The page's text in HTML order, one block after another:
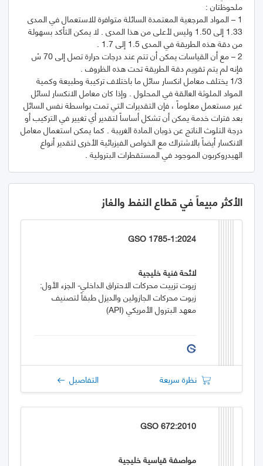
1 – المواد المرجعية المعتمدة السائلة متوافرة للاستعمال في المدى
1.33 إلى 1.50 وليس لأعلى من هذا المدى . لا يمكن التأكد بسهولة
2 – مع أن القياسات يمكن أن تتم عند درجات حرارة تصل إلى 70 سْ
1/3 يختلف معامل انكسار سائل ما باختلاف تركيبة وطبيعة وكمية
المواد الملوثة العالقة في المحلول . وإذا كان معامل الانكسار لسائل
غير مستعمل معلوماً ، فإن التقديرات التي تمت بواسطة نفس السائل
بعد فترات خدمة يمكن أن تشكل أساساً لتقدير أي تغيير في التركيب أو
درجة التلوث الناتج عن ذوبان المادة الغريبة . كما يمكن استعمال معامل
الانكسار أيضاً بالاشتراك مع الخواص الفيزيائية الأخرى لتقدير أنواع
الهيدروكربون الموجود في المستقطرات البترولية .
الأكثر مبيعاً في قطاع النفط والغاز
GSO 1785-1:2024
لائحة فنية خليجية
زيوت تزييت محركات الاحتراق الداخلي- الجزء الأول:
زيوت محركات الجازولين والديزل طبقاً لتصنيف
معهد البترول الأمريكي (API)
نظرة سريعة التفاصيل
GSO 672:2010
مواصفة قياسية خليجية